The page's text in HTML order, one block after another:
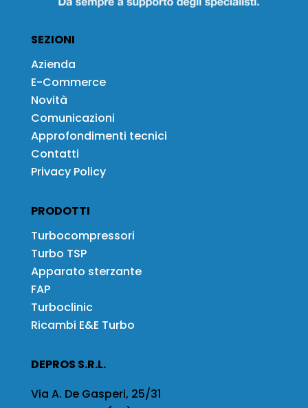
SEZIONI
Azienda
E-Commerce
Novità
Comunicazioni
Approfondimenti tecnici
Contatti
Privacy Policy
PRODOTTI
Turbocompressori
Turbo TSP
Apparato sterzante
FAP
Turboclinic
Ricambi E&E Turbo
DEPROS S.R.L.
Via A. De Gasperi, 25/31